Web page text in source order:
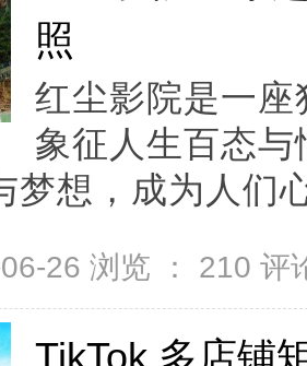
照
红尘影院是一
象征人生百态
梦想，成为人们
26 浏览 ： 210 评
TikTok 多店铺